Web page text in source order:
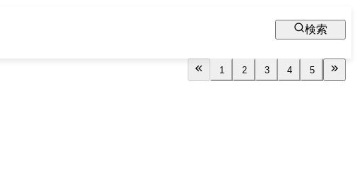
検索
1 2 3 4 5